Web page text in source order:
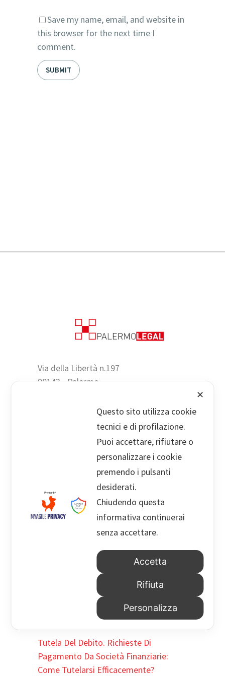
Save my name, email, and website in
this browser for the next time I
comment.
Via della Libertà n.197
90143 - Palermo
Viale Cesare Pavese n. 60
HACKED BY ANTONKILL
Droghe E Guida: Non Basta Il Test
Positivo Per Sospendere La Patente
Tutela Del Debito. Richieste Di
Pagamento Da Società Finanziarie:
Come Tutelarsi Efficacemente?
✕
Questo sito utilizza cookie
tecnici e di profilazione.
Puoi accettare, rifiutare o
personalizzare i cookie
premendo i pulsanti
desiderati.
Chiudendo questa
informativa continuerai
senza accettare.
Accetta
Rifiuta
Personalizza